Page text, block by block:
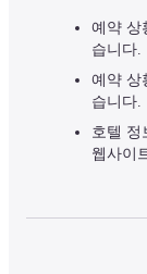
예약 상
습니다.
예약 상
습니다.
호텔 정
웹사이